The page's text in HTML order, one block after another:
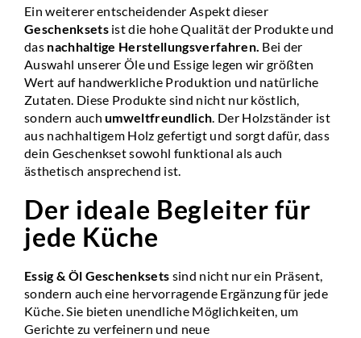
Ein weiterer entscheidender Aspekt dieser
Geschenksetsist die hohe Qualität der Produkte und
das nachhaltige Herstellungsverfahren. Bei der
Auswahl unserer Öle und Essige legen wir größten
Wert auf handwerkliche Produktion und natürliche
Zutaten. Diese Produkte sind nicht nur köstlich,
sondern auchumweltfreundlich. Der Holzständer ist
aus nachhaltigem Holz gefertigt und sorgt dafür, dass
dein Geschenkset sowohl funktional als auch
ästhetisch ansprechend ist.
Der ideale Begleiter für
jede Küche
Essig & Öl Geschenksets sind nicht nur ein Präsent,
sondern auch eine hervorragende Ergänzung für jede
Küche. Sie bieten unendliche Möglichkeiten, um
Gerichte zu verfeinern und neue